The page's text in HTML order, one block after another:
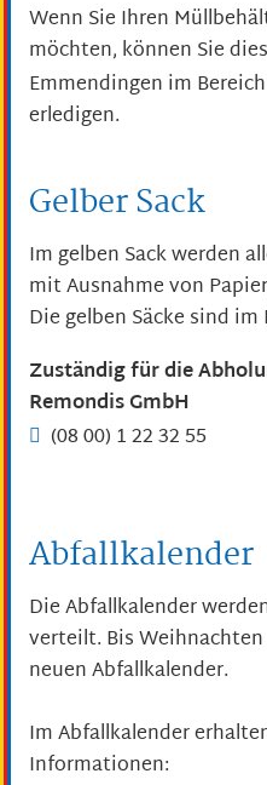
Wenn Sie Ihren
möchten, können Sie
Emmendingen im Bereich
erledigen.
Gelber Sack
Im gelben Sack werden
mit Ausnahme von
Die gelben Säcke sind
Zuständig für die
Remondis GmbH
(0800) 1223255
Abfallkalender
Die Abfallkalender
verteilt. Bis
neuen Abfallkalender.
Im Abfallkalender
Informationen: